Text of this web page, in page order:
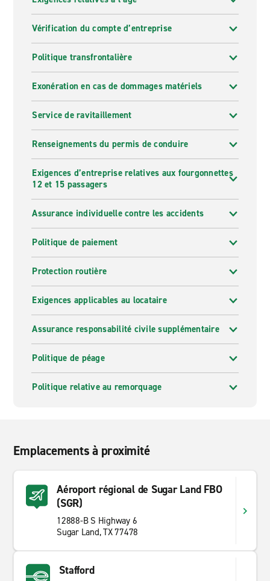
Vérification du compte d’entreprise
Politique transfrontalière
Exonération en cas de dommages matériels
Service de ravitaillement
Renseignements du permis de conduire
Exigences d’entreprise relatives aux fourgonnettes
12 et 15 passagers
Assurance individuelle contre les accidents
Politique de paiement
Protection routière
Exigences applicables au locataire
Assurance responsabilité civile supplémentaire
Politique de péage
Politique relative au remorquage
Emplacements à proximité
Aéroport régional de Sugar Land FBO
(SGR)
12888-B S Highway 6
Sugar Land, TX 77478
Stafford